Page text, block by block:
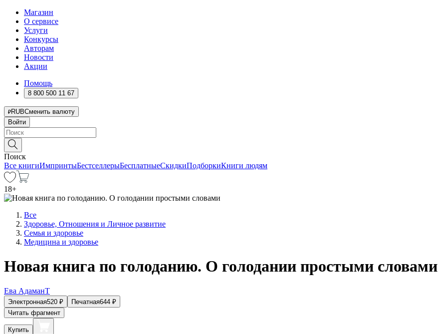
Магазин
О сервисе
Услуги
Конкурсы
Авторам
Новости
Акции
Помощь
8 800 500 11 67
RUBСменить валюту
Войти
Поиск
Все книгиИмпринтыБестселлерыБесплатныеСкидкиПодборкиКниги людям
18+
Все
Здоровье, Отношения и Личное развитие
Семья и здоровье
Медицина и здоровье
Новая книга по голоданию. О голодании простыми словами
Ева АдаманТ
Электронная520 ₽ Печатная644 ₽
Читать фрагмент
Купить